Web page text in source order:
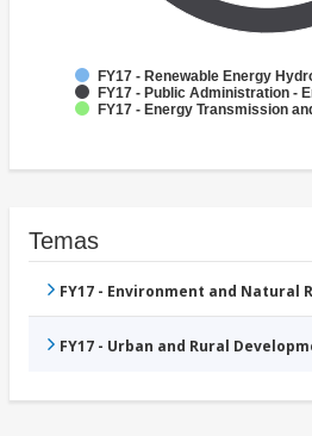
FY17 - Renewable Energy
FY17 - Public Administration -
FY17 - Energy Transmission
Temas
FY17 - Environment and Natural
FY17 - Urban and Rural